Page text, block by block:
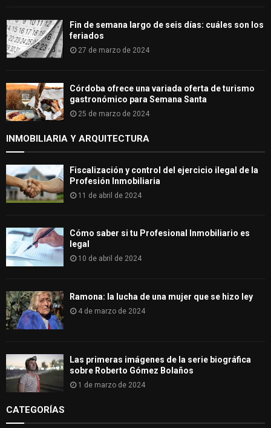
Fin de semana largo de seis días: cuáles son los
feriados
27 de marzo de 2024
Córdoba ofrece una variada oferta de turismo
gastronómico para Semana Santa
25 de marzo de 2024
INMOBILIARIA Y ARQUITECTURA
Fiscalización y control del ejercicio ilegal de la
Profesión Inmobiliaria
11 de abril de 2024
Cómo saber si tu Profesional Inmobiliario es
legal
10 de abril de 2024
Ramona: la lucha de una mujer que se hizo ley
4 de marzo de 2024
Las primeras imágenes de la serie biográfica
sobre Roberto Gómez Bolaños
1 de marzo de 2024
CATEGORÍAS